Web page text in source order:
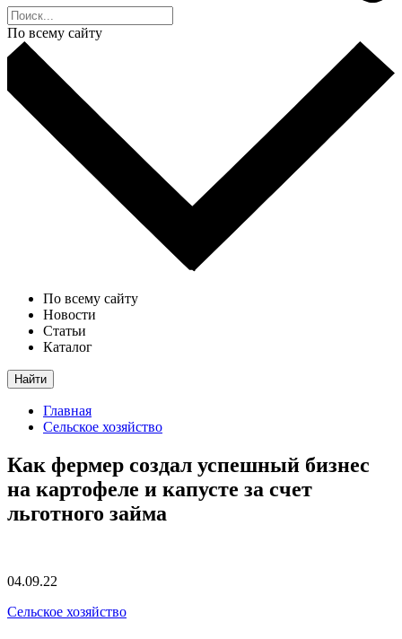
По всему сайту
По всему сайту
Новости
Статьи
Каталог
Найти
Главная
Сельское хозяйство
Как фермер создал успешный бизнес
на картофеле и капусте за счет
льготного займа
04.09.22
Сельское хозяйство